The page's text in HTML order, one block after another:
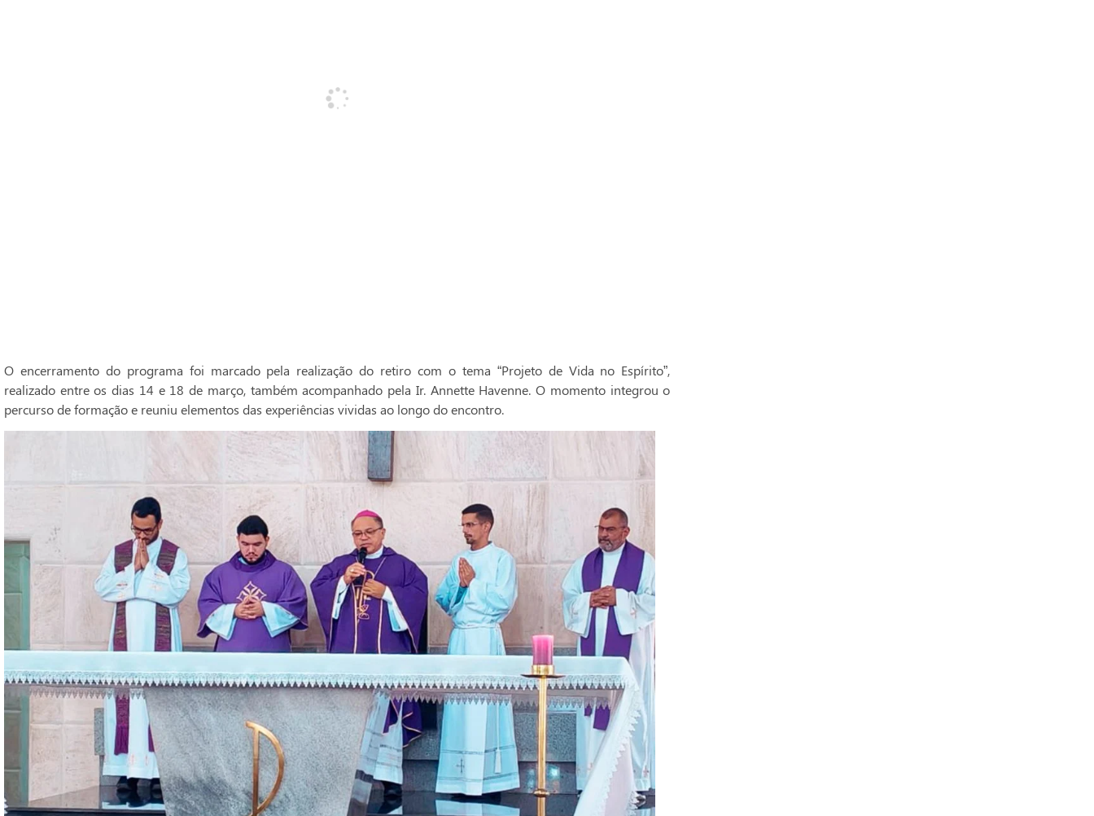
O encerramento do programa foi marcado pela realização do retiro com o tema “Projeto de Vida no Espírito”,
realizado entre os dias 14 e 18 de março, também acompanhado pela Ir. Annette Havenne. O momento integrou o
percurso de formação e reuniu elementos das experiências vividas ao longo do encontro.